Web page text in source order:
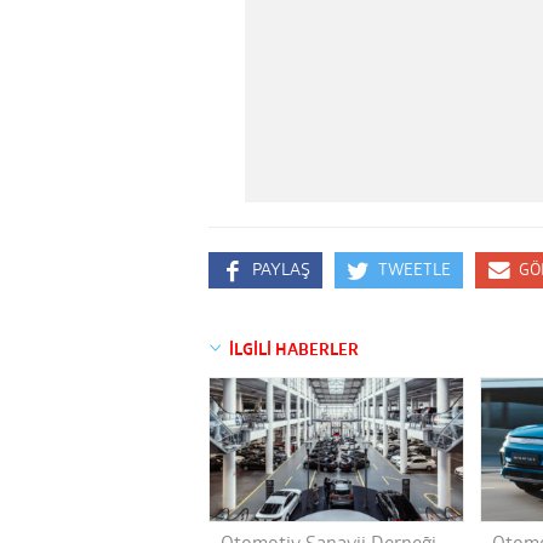
PAYLAŞ TWEETLE
İLGİLİ HABERLER